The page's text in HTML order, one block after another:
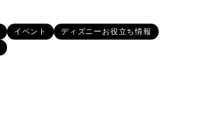
イベント
ディズニーお役立ち情報